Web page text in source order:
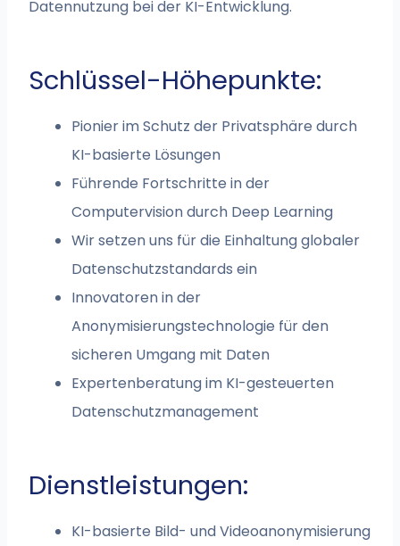
Datennutzung bei der KI-Entwicklung.
Schlüssel-Höhepunkte:
Pionier im Schutz der Privatsphäre durch
KI-basierte Lösungen
Führende Fortschritte in der
Computervision durch Deep Learning
Wir setzen uns für die Einhaltung globaler
Datenschutzstandards ein
Innovatoren in der
Anonymisierungstechnologie für den
sicheren Umgang mit Daten
Expertenberatung im KI-gesteuerten
Datenschutzmanagement
Dienstleistungen:
KI-basierte Bild- und Videoanonymisierung